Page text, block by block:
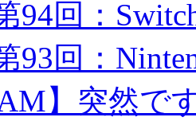
94回：
93回：
】突然で